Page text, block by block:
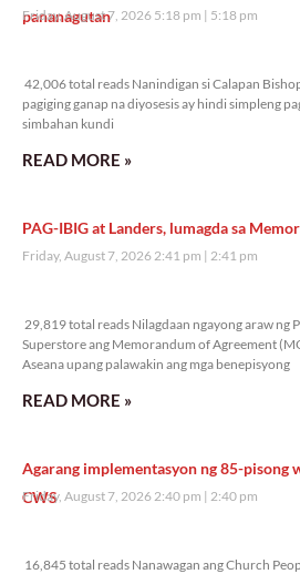
pananagutan
Friday, August 7, 2026 5:18 pm 5:18 pm
42,006 total reads Nanindigan si Calapan
pagiging ganap na diyosesis ay hindi simpleng
simbahan kundi
READ MORE »
PAG-IBIG at Landers, lumagda sa
Friday, August 7, 2026 2:41 pm 2:41 pm
29,819 total reads Nilagdaan ngayong araw ng
Superstore ang Memorandum of Agreement
Aseana upang palawakin ang mga benepisyong
READ MORE »
Agarang implementasyon ng 85-pisong
CWS
Friday, August 7, 2026 2:40 pm 2:40 pm
16,845 total reads Nanawagan ang Church